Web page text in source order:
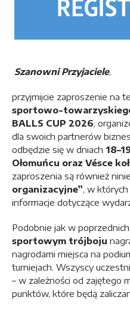
Szanowni Przyjaciele,
przyjmijcie zaproszenie na
sportowo-
BALLS CUP 2026,
dla swoich partnerów
odbędzie się w dniach
Ołomuńcu oraz Vésce
zaproszenia są również
organizacyjne”, w których
informacje dotyczące
Podobnie jak w
sportowym trójboju
nagrodami miejsca na
turniejach. Wszyscy
– w zależności od zajętego
punktów, które będą